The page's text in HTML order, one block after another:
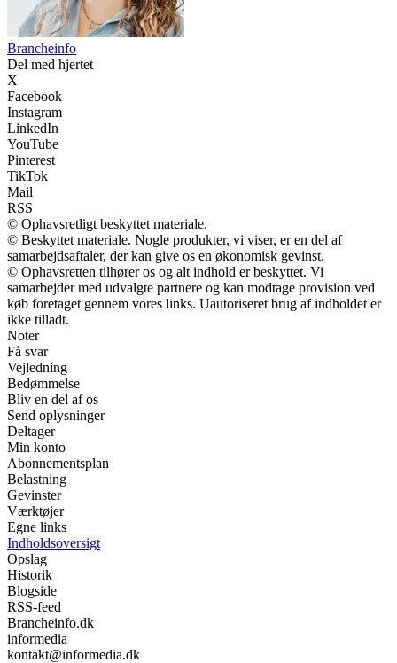
Brancheinfo
Del med hjertet
X
Facebook
Instagram
LinkedIn
YouTube
Pinterest
TikTok
Mail
RSS
© Ophavsretligt beskyttet materiale.
© Beskyttet materiale. Nogle produkter, vi viser, er en del af
samarbejdsaftaler, der kan give os en økonomisk gevinst.
© Ophavsretten tilhører os og alt indhold er beskyttet. Vi
samarbejder med udvalgte partnere og kan modtage provision ved
køb foretaget gennem vores links. Uautoriseret brug af indholdet er
ikke tilladt.
Noter
Få svar
Vejledning
Bedømmelse
Bliv en del af os
Send oplysninger
Deltager
Min konto
Abonnementsplan
Belastning
Gevinster
Værktøjer
Egne links
Indholdsoversigt
Opslag
Historik
Blogside
RSS-feed
Brancheinfo.dk
informedia
kontakt@informedia.dk